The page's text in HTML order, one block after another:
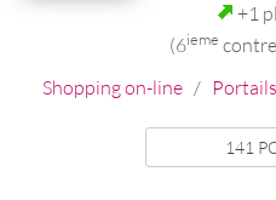
+1
(6ieme contre
Shopping on-line /
141